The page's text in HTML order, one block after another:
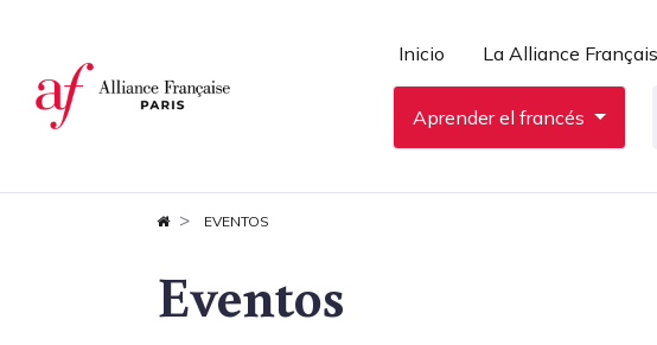
Inicio La Alliance
Aprender el francés
EVENTOS
Eventos